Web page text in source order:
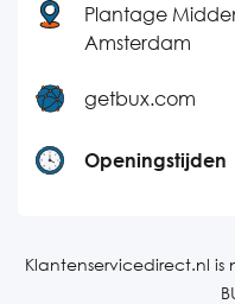
Plantage
Amsterdam
getbux.com
Openingstijden
Dinsdag
Klantenservicedirect.nl